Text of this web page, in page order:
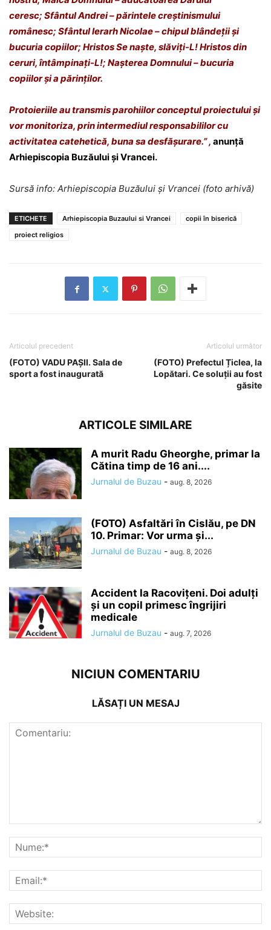
ceresc; Sfântul Andrei – părintele creștinismului
românesc; Sfântul Ierarh Nicolae – chipul blândeții și
bucuria copiilor; Hristos Se naște, slăviți-L! Hristos din
ceruri, întâmpinați-L!; Nașterea Domnului – bucuria
copiilor și a părinților.
Protoieriile au transmis parohiilor conceptul proiectului și
vor monitoriza, prin intermediul responsabililor cu
activitatea catehetică, buna sa desfășurare.” , anunță
Arhiepiscopia Buzăului și Vrancei.
Sursă info: Arhiepiscopia Buzăului și Vrancei (foto arhivă)
ETICHETE Arhiepiscopia Buzaului si Vrancei
copii în biserică
proiect religios
Articolul precedent
(FOTO) VADU PAȘII. Sala de
sport a fost inaugurată
Articolul următor
(FOTO) Prefectul Țiclea, la
Lopătari. Ce soluții au fost
găsite
ARTICOLE SIMILARE
A murit Radu Gheorghe, primar la
Cătina timp de 16 ani....
Jurnalul de Buzau - aug. 8, 2026
(FOTO) Asfaltări în Cislău, pe DN
10. Primar: Vor urma și...
Jurnalul de Buzau - aug. 8, 2026
Accident la Racovițeni. Doi adulți
și un copil primesc îngrijiri
medicale
Jurnalul de Buzau - aug. 7, 2026
NICIUN COMENTARIU
LĂSAȚI UN MESAJ